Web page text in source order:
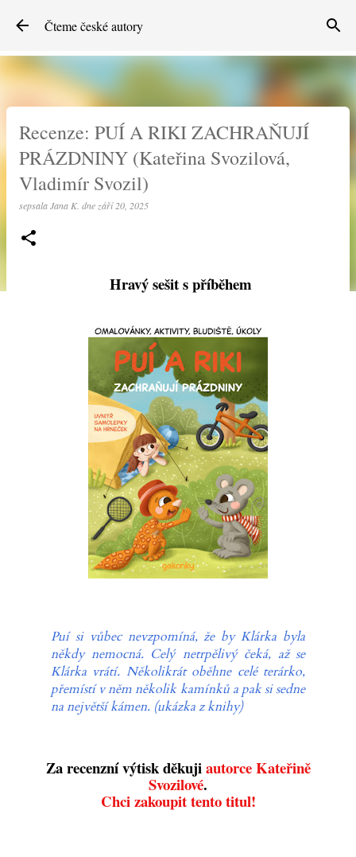
Přeskočit na hlavní obsah
Čteme české autory
Recenze: PUÍ A RIKI ZACHRAŇUJÍ
PRÁZDNINY (Kateřina Svozilová,
Vladimír Svozil)
sepsalaJana K. dne září 20, 2025
Hravý sešit s příběhem
Puí si vůbec nevzpomíná, že by Klárka byla
někdy nemocná. Celý netrpělivý čeká, až se
Klárka vrátí. Několikrát oběhne celé terárko,
přemístí v něm několik kamínků a pak si sedne
na největší kámen. (ukázka z knihy)
Za recenzní výtisk děkujiautorce Kateřině
Svozilové.
Chci zakoupit tento titul!